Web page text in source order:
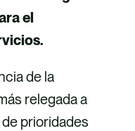
el
de la
relegada a
prioridades